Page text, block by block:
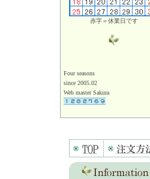
赤字＝休業日です
Four seasons
since 2005.02
Web master Sakura